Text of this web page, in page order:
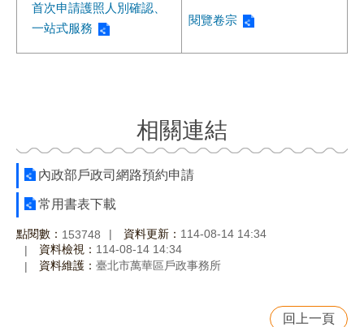
首次申請護照人別確認、
一站式服務
閱覽卷宗
相關連結
內政部戶政司網路預約申請
常用書表下載
點閱數： 153748 資料更新： 114-08-14 14:34
資料檢視： 114-08-14 14:34
資料維護： 臺北市萬華區戶政事務所
回上一頁